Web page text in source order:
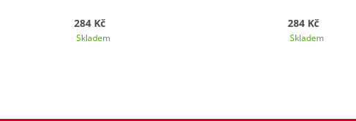
284 Kč
Skladem
284 Kč
Skladem